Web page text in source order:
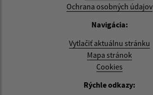
Ochrana osobných údajov
Navigácia:
Vytlačiť aktuálnu stránku
Mapa stránok
Cookies
Rýchle odkazy: